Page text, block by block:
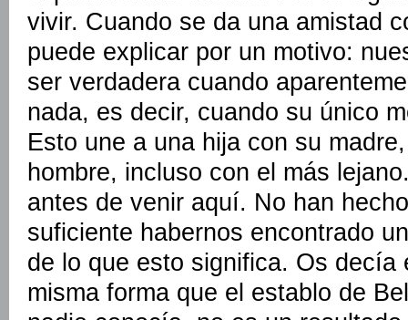
vivir. Cuando se da una amistad
puede explicar por un motivo:
ser verdadera cuando
nada, es decir, cuando su único
Esto une a una hija con su
hombre, incluso con el más
antes de venir aquí. No han
suficiente habernos encontrado
de lo que esto significa. Os decía
misma forma que el establo de